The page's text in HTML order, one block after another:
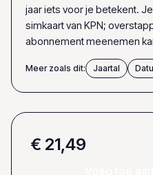
jaar iets voor je betekent.
simkaart van KPN;
abonnement meenemen
Meer zoals dit: Jaartal
€ 21,49